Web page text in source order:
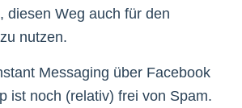
diesen Weg auch für den
nutzen.
Messaging über Facebook
ist noch (relativ) frei von Spam.